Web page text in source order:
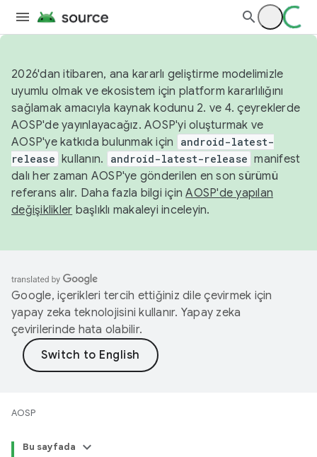
2026'dan itibaren, ana kararlı geliştirme modelimizle
uyumlu olmak ve ekosistem için platform kararlılığını
sağlamak amacıyla kaynak kodunu 2. ve 4. çeyreklerde
AOSP'de yayınlayacağız. AOSP'yi oluşturmak ve
AOSP'ye katkıda bulunmak için
android-latest-
release kullanın. android-latest-release manifest
dalı her zaman AOSP'ye gönderilen en son sürümü
referans alır. Daha fazla bilgi içinAOSP'de yapılan
değişiklikler başlıklı makaleyi inceleyin.
Google, içerikleri tercih ettiğiniz dile çevirmek için
yapay zeka teknolojisini kullanır. Yapay zeka
çevirilerinde hata olabilir.
AOSP
Bu sayfada